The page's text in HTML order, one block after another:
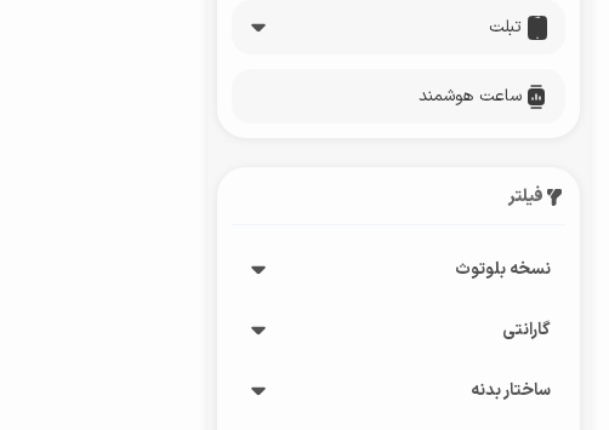
تبلت
ساعت هوشمند
فیلتر
نسخه بلوتوث
گارانتی
ساختار بدنه